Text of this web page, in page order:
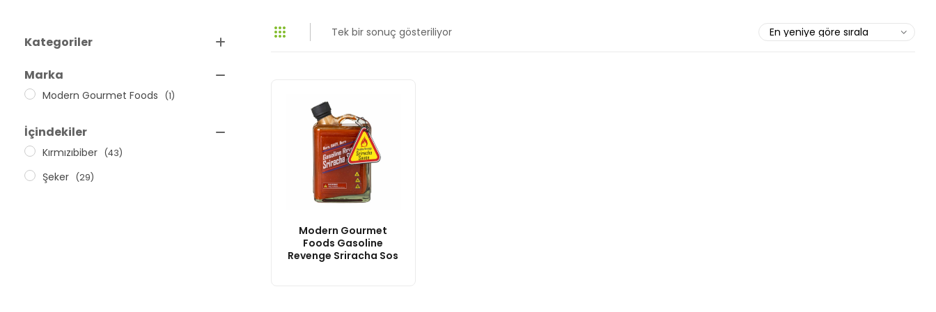
Tek bir sonuç gösteriliyor
Modern Gourmet
Foods Gasoline
Revenge Sriracha Sos
Kategoriler
(Yabancı)
Marka
Modern Gourmet Foods (1)
İçindekiler
Kırmızıbiber (43)
Şeker (29)